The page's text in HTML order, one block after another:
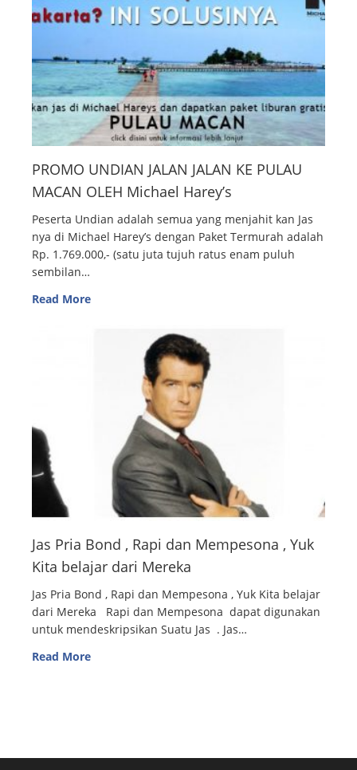
PROMO UNDIAN JALAN JALAN KE PULAU
MACAN OLEH Michael Harey’s
Peserta Undian adalah semua yang menjahit kan Jas
nya di Michael Harey’s dengan Paket Termurah adalah
Rp. 1.769.000,- (satu juta tujuh ratus enam puluh
sembilan…
Read More
Jas Pria Bond , Rapi dan Mempesona , Yuk
Kita belajar dari Mereka
Jas Pria Bond , Rapi dan Mempesona , Yuk Kita belajar
dari Mereka Rapi dan Mempesona dapat digunakan
untuk mendeskripsikan Suatu Jas . Jas…
Read More